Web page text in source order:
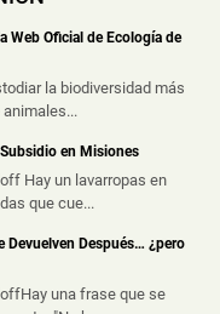
un incendio durante la
sobre la Ruta 14 y
un ...
Web Oficial de Ecología de
la biodiversidad más
en Misiones
Hay un lavarropas en
que cue...
Devuelven Después… ¿pero
una frase que se